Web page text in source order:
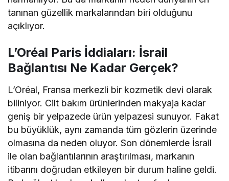
tanınan güzellik markalarından biri olduğunu
açıklıyor.
L’Oréal Paris İddiaları: İsrail
Bağlantısı Ne Kadar Gerçek?
L’Oréal, Fransa merkezli bir kozmetik devi olarak
biliniyor. Cilt bakım ürünlerinden makyaja kadar
geniş bir yelpazede ürün yelpazesi sunuyor. Fakat
bu büyüklük, aynı zamanda tüm gözlerin üzerinde
olmasına da neden oluyor. Son dönemlerde İsrail
ile olan bağlantılarının araştırılması, markanın
itibarını doğrudan etkileyen bir durum haline geldi.